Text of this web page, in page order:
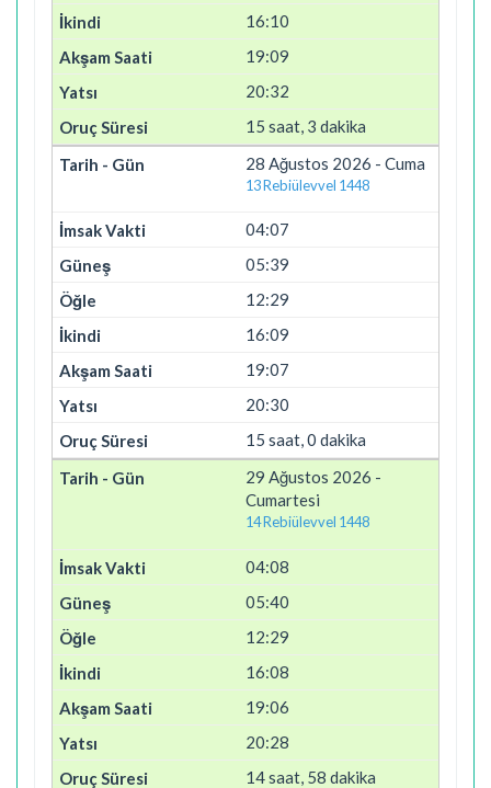
16:10
19:09
20:32
15 saat, 3 dakika
28 Ağustos 2026 - Cuma
13 Rebiülevvel 1448
04:07
05:39
12:29
16:09
19:07
20:30
15 saat, 0 dakika
29 Ağustos 2026 -
Cumartesi
14 Rebiülevvel 1448
04:08
05:40
12:29
16:08
19:06
20:28
14 saat, 58 dakika